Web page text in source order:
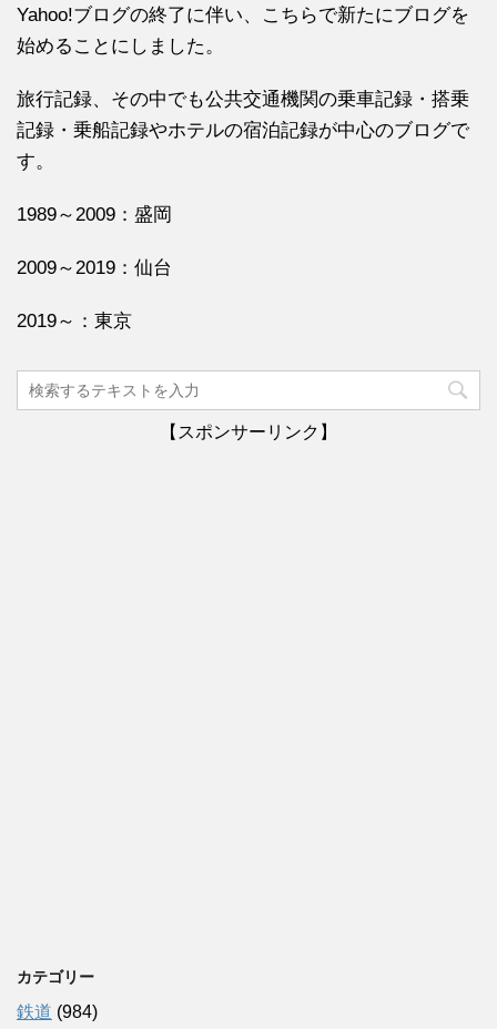
Yahoo!ブログの終了に伴い、こちらで新たにブログを
始めることにしました。
旅行記録、その中でも公共交通機関の乗車記録・搭乗
記録・乗船記録やホテルの宿泊記録が中心のブログで
す。
1989～2009：盛岡
2009～2019：仙台
2019～：東京
【スポンサーリンク】
カテゴリー
鉄道 (984)